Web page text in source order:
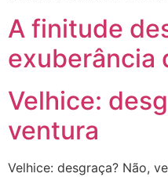
A finitude
exuberância
Velhice:
ventura
Velhice: desgraça? Não,